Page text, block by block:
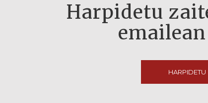
Harpidetu
HARPIDETU